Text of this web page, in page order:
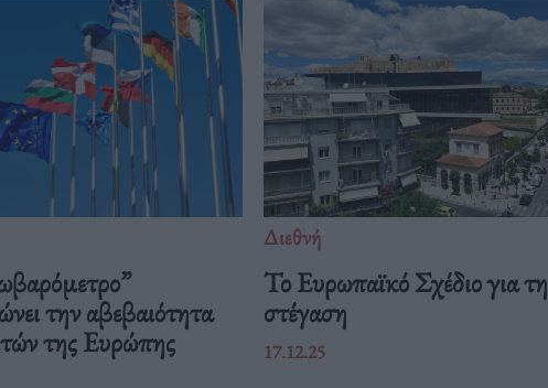
την αβεβαιότητα
της Ευρώπης
Διεθνή
Το Ευρωπαϊκό Σχέδιο για τη
στέγαση
17.12.25